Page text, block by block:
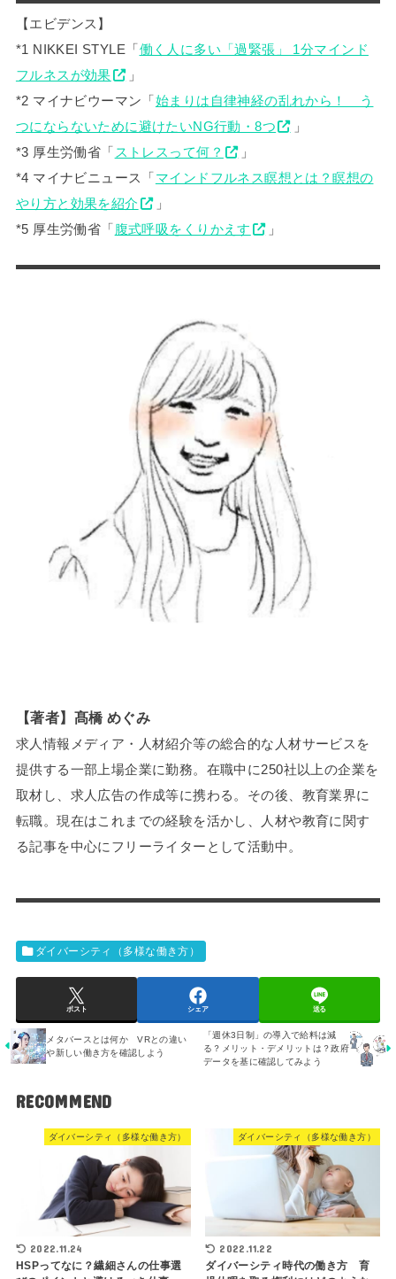
【エビデンス】
*1 NIKKEI STYLE「 働く人に多い「過緊張」 1分マインド
フルネスが効果
」
*2 マイナビウーマン「 始まりは自律神経の乱れから！ う
つにならないために避けたいNG行動・8つ
」
*3 厚生労働省「 ストレスって何？
」
*4 マイナビニュース「 マインドフルネス瞑想とは？瞑想の
やり方と効果を紹介
」
*5 厚生労働省「 腹式呼吸をくりかえす 」
【著者】髙橋 めぐみ
求人情報メディア・人材紹介等の総合的な人材サービスを
提供する一部上場企業に勤務。在職中に250社以上の企業を
取材し、求人広告の作成等に携わる。その後、教育業界に
転職。現在はこれまでの経験を活かし、人材や教育に関す
る記事を中心にフリーライターとして活動中。
ダイバーシティ（多様な働き方）
ポスト シェア 送る
メタバースとは何か VRとの違い
や新しい働き方を確認しよう
「週休3日制」の導入で給料は減
る？メリット・デメリットは？政府
データを基に確認してみよう
RECOMMEND
ダイバーシティ（多様な働き方）
2022.11.24
HSPってなに？繊細さんの仕事選
ダイバーシティ（多様な働き方）
2022.11.22
ダイバーシティ時代の働き方 育